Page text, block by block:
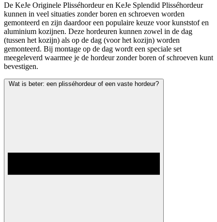
De KeJe Originele Plisséhordeur en KeJe Splendid Plisséhordeur
kunnen in veel situaties zonder boren en schroeven worden
gemonteerd en zijn daardoor een populaire keuze voor kunststof en
aluminium kozijnen. Deze hordeuren kunnen zowel in de dag
(tussen het kozijn) als op de dag (voor het kozijn) worden
gemonteerd. Bij montage op de dag wordt een speciale set
meegeleverd waarmee je de hordeur zonder boren of schroeven kunt
bevestigen.
Wat is beter: een plisséhordeur of een vaste hordeur?